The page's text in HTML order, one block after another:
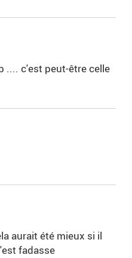
.... c'est peut-être celle
aurait été mieux si il
fadasse